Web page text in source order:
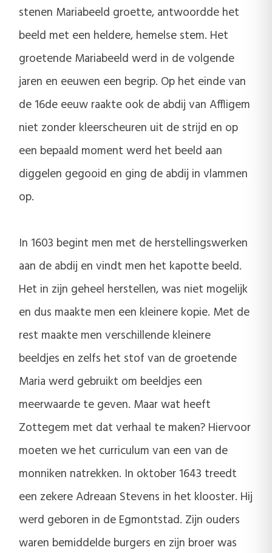
stenen Mariabeeld groette, antwoordde het
beeld met een heldere, hemelse stem. Het
groetende Mariabeeld werd in de volgende
jaren en eeuwen een begrip. Op het einde van
de 16de eeuw raakte ook de abdij van Affligem
niet zonder kleerscheuren uit de strijd en op
een bepaald moment werd het beeld aan
diggelen gegooid en ging de abdij in vlammen
op.
In 1603 begint men met de herstellingswerken
aan de abdij en vindt men het kapotte beeld.
Het in zijn geheel herstellen, was niet mogelijk
en dus maakte men een kleinere kopie. Met de
rest maakte men verschillende kleinere
beeldjes en zelfs het stof van de groetende
Maria werd gebruikt om beeldjes een
meerwaarde te geven. Maar wat heeft
Zottegem met dat verhaal te maken? Hiervoor
moeten we het curriculum van een van de
monniken natrekken. In oktober 1643 treedt
een zekere Adreaan Stevens in het klooster. Hij
werd geboren in de Egmontstad. Zijn ouders
waren bemiddelde burgers en zijn broer was